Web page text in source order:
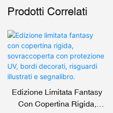
Prodotti Correlati
Edizione Limitata Fantasy
Con Copertina Rigida,